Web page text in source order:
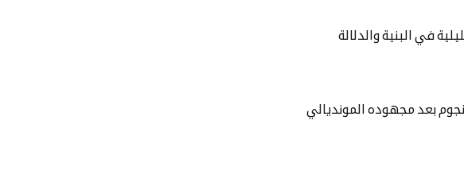
في البنية والدلالة
بعد مجهوده المونديالي